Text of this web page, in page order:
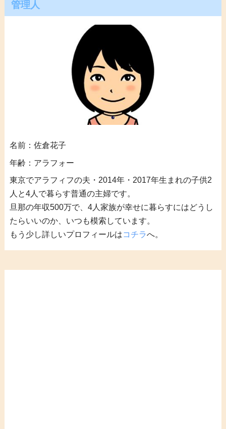
管理人
名前：佐倉花子
年齢：アラフォー
東京でアラフィフの夫・2014年・2017年生まれの子供2
人と4人で暮らす普通の主婦です。
旦那の年収500万で、4人家族が幸せに暮らすにはどうし
たらいいのか、いつも模索しています。
もう少し詳しいプロフィールはコチラへ。